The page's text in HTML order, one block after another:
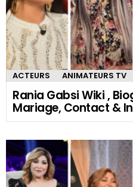
ACTEURS ANIMATEURS TV
Rania Gabsi Wiki ,
Mariage, Contact &